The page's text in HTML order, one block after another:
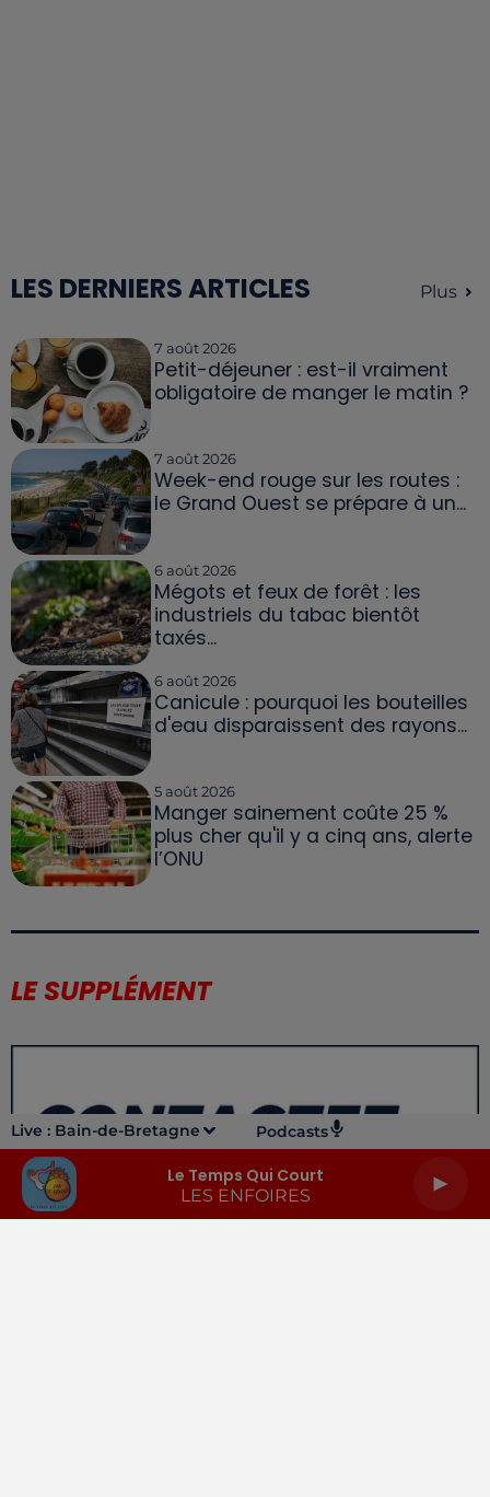
Live : Bain-de-Bretagne Podcasts
Le Temps Qui Court
LES ENFOIRES
LES DERNIERS ARTICLES Plus
7 août 2026
Petit-déjeuner : est-il vraiment
obligatoire de manger le matin ?
7 août 2026
Week-end rouge sur les routes :
le Grand Ouest se prépare à un...
6 août 2026
Mégots et feux de forêt : les
industriels du tabac bientôt
taxés...
6 août 2026
Canicule : pourquoi les bouteilles
d'eau disparaissent des rayons...
5 août 2026
Manger sainement coûte 25 %
plus cher qu'il y a cinq ans, alerte
l’ONU
LE SUPPLÉMENT